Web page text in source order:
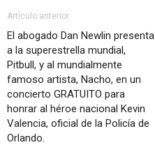
Artículo anterior
El abogado Dan Newlin presenta
a la superestrella mundial,
Pitbull, y al mundialmente
famoso artista, Nacho, en un
concierto GRATUITO para
honrar al héroe nacional Kevin
Valencia, oficial de la Policía de
Orlando.